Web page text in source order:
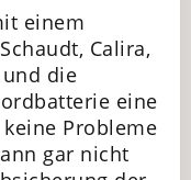
einem
Calira,
und die
eine
Probleme
gar nicht